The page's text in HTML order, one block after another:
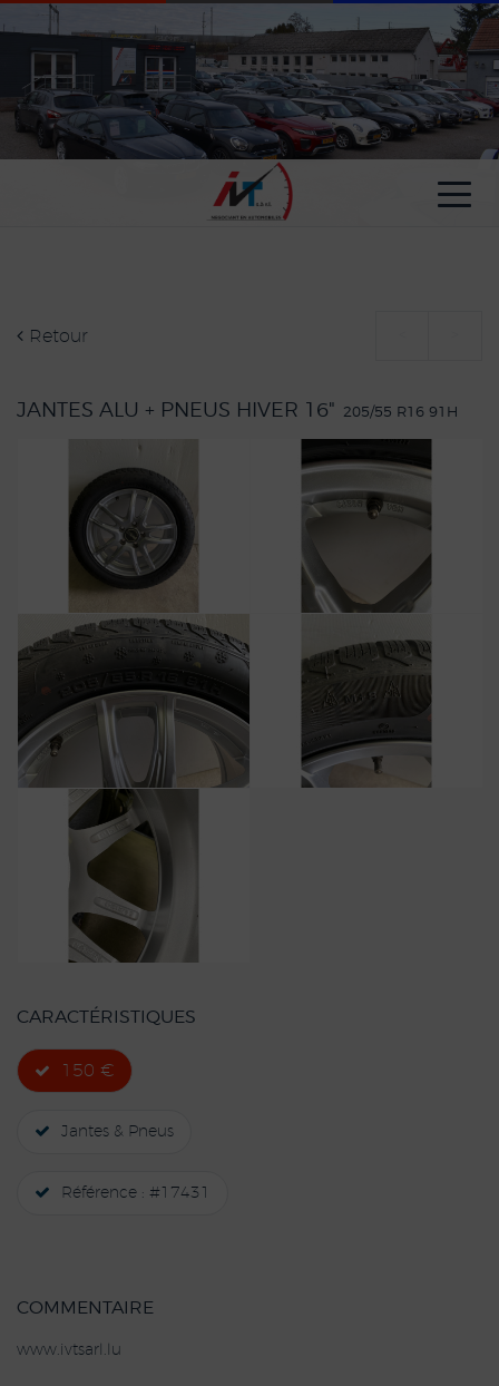
Retour
JANTES ALU + PNEUS HIVER 16" 205/55 R16 91H
CARACTÉRISTIQUES
150 €
Jantes & Pneus
Référence : #17431
COMMENTAIRE
www.ivtsarl.lu
Paramètres avancés des cookies